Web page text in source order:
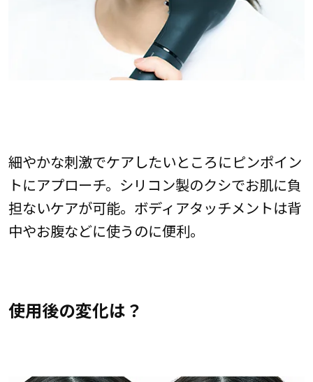
細やかな刺激でケアしたいところにピンポイン
トにアプローチ。シリコン製のクシでお肌に負
担ないケアが可能。ボディアタッチメントは背
中やお腹などに使うのに便利。
使用後の変化は？